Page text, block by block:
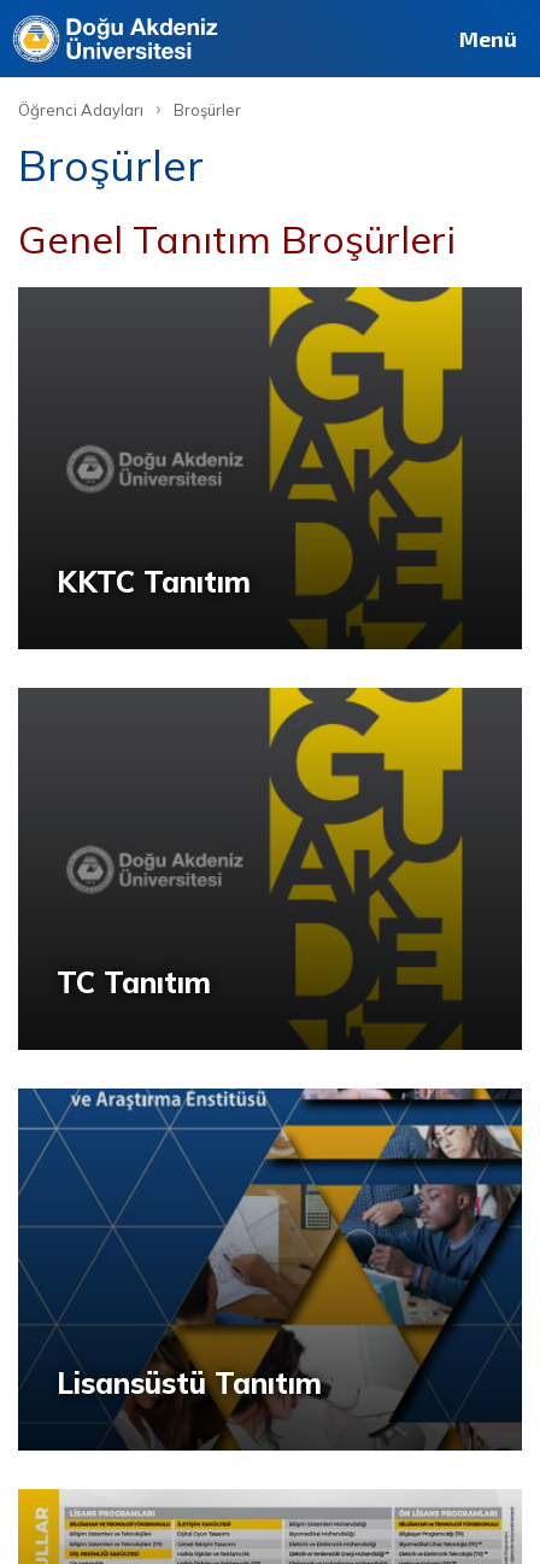
Site Personel
Deutsch Français Menü
Öğrenci Adayları › Broşürler
Broşürler
Genel Tanıtım Broşürleri
KKTC Tanıtım
TC Tanıtım
Lisansüstü Tanıtım